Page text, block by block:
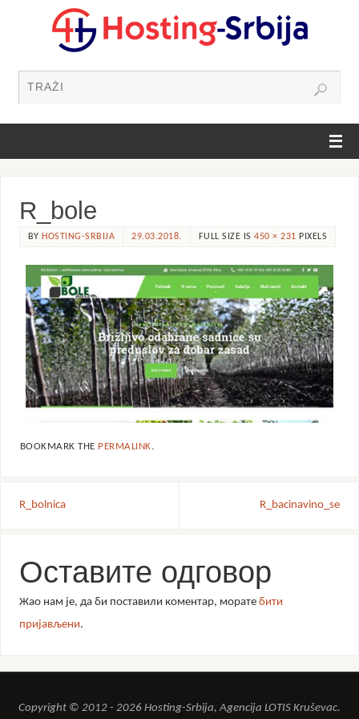
R_bole
BY HOSTING-SRBIJA 29.03.2018. FULL SIZE IS450 × 231 PIXELS
BOOKMARK THE PERMALINK
R_bolnica R_bacinavino_se
Оставите одговор
Жао нам је, да би поставили коментар, морате бити
пријављени.
Copyright © 2012 - 2026 Hosting-Srbija, Agencija LOTIS Kruševac.